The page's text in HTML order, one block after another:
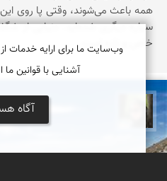
همه باعث می‌شوند، وقتی پا روی
سیاره‌ دیگری شده‌اید. دنیایی از
خاص و تازه است.
وب‌سایت ما برای ارایه خدمات
آشنایی با قوانین
آگاه